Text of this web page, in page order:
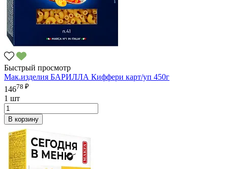
Быстрый просмотр
Мак.изделия БАРИЛЛА Киффери карт/уп 450г
14678 ₽
1 шт
В корзину